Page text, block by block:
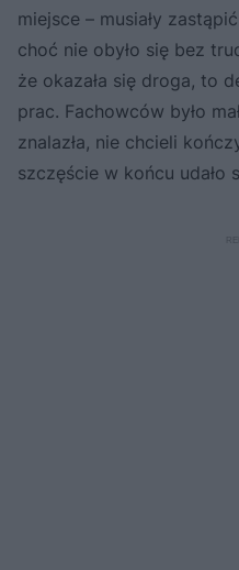
miejsce – musiały
choć nie obyło się bez
że okazała się droga, to
prac. Fachowców było
znalazła, nie chcieli
szczęście w końcu udało